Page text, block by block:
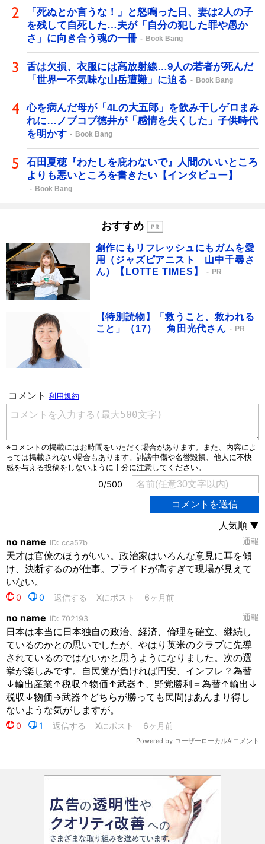
「死ぬとか言うな！」と怒鳴った日、妻は2人の子
を残して自死した…夫が「自分の犯した罪や愚か
さ」に向き合う魂の一冊
Book Bang
舌は欠損、衣服には高放射線…9人の若者が死んだ
「世界一不気味な山岳遭難」に迫る
Book Bang
心を病んだ母が「4Lの大五郎」を飲み干しゲロまみ
れに…ノブコブ徳井が「感情を失くした」子供時代
を明かす
Book Bang
石田夏穂『わたしを庇わないで』人間のいいところ
よりも悪いところを書きたい【インタビュー】
Book Bang
おすすめ
創作にもリフレッシュにもガムを愛
用（ジャズピアニスト 山中千尋さ
ん）【LOTTE TIMES】
PR
【特別読物】「救うこと、救われる
こと」（17） 角田光代さん
PR